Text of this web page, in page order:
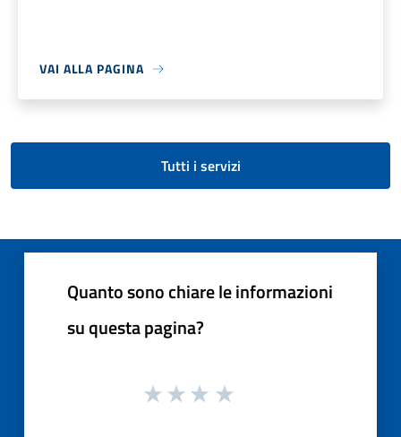
VAI ALLA PAGINA
Tutti i servizi
Quanto sono chiare le informazioni
su questa pagina?